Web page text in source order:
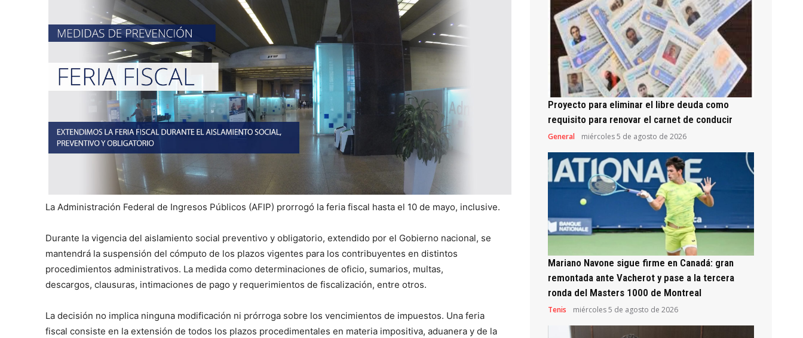
La Administración Federal de Ingresos Públicos (AFIP) prorrogó la feria fiscal hasta el 10 de mayo, inclusive.
Durante la vigencia del aislamiento social preventivo y obligatorio, extendido por el Gobierno nacional, se
mantendrá la suspensión del cómputo de los plazos vigentes para los contribuyentes en distintos
procedimientos administrativos. La medida como determinaciones de oficio, sumarios, multas,
descargos, clausuras, intimaciones de pago y requerimientos de fiscalización, entre otros.
La decisión no implica ninguna modificación ni prórroga sobre los vencimientos de impuestos. Una feria
fiscal consiste en la extensión de todos los plazos procedimentales en materia impositiva, aduanera y de la
Proyecto para eliminar el libre deuda como
requisito para renovar el carnet de conducir
General miércoles 5 de agosto de 2026
Mariano Navone sigue firme en Canadá: gran
remontada ante Vacherot y pase a la tercera
ronda del Masters 1000 de Montreal
Tenis miércoles 5 de agosto de 2026